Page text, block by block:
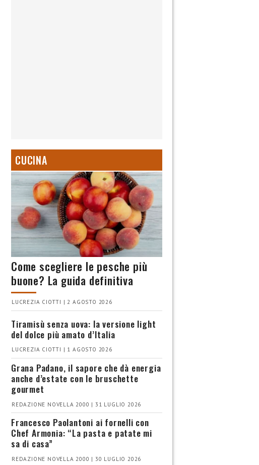
CUCINA
Come scegliere le pesche più
buone? La guida definitiva
LUCREZIA CIOTTI | 2 AGOSTO 2026
Tiramisù senza uova: la versione light
del dolce più amato d’Italia
LUCREZIA CIOTTI | 1 AGOSTO 2026
Grana Padano, il sapore che dà energia
anche d’estate con le bruschette
gourmet
REDAZIONE NOVELLA 2000 | 31 LUGLIO 2026
Francesco Paolantoni ai fornelli con
Chef Armonia: “La pasta e patate mi
sa di casa”
REDAZIONE NOVELLA 2000 | 30 LUGLIO 2026